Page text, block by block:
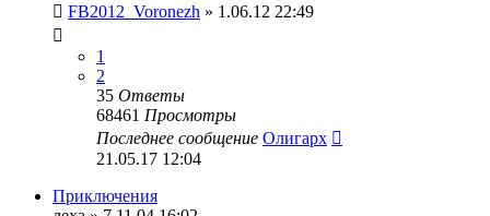
FB2012_Voronezh » 1.06.12 22:49
1
2
35 Ответы
68461 Просмотры
Последнее сообщение Олигарх
21.05.17 12:04
Приключения